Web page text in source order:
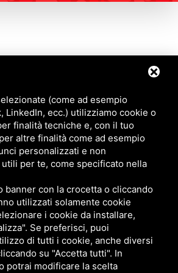
(come ad esempio
LinkedIn, ecc.) utilizziamo cookie o
finalità tecniche e, con il tuo
altre finalità come ad esempio
personalizzati e non
per te, come specificato nella
banner con la crocetta o cliccando
utilizzati solamente cookie
i cookie da installare,
Se preferisci, puoi
di tutti i cookie, anche diversi
su "Accetta tutti". In
potrai modificare la scelta
47521 Cesena (FC)
Annunci
Blog
Contatti